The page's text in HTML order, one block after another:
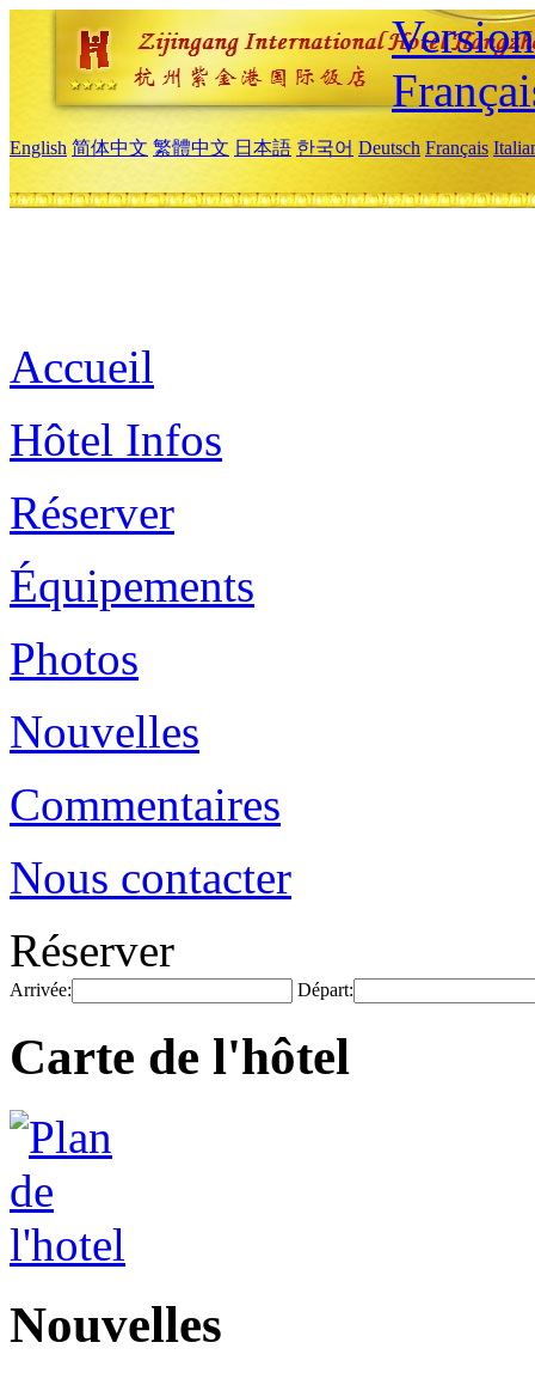
English 简体中文 繁體中文 日本語 한국어 Deutsch Français
Accueil
Hôtel Infos
Réserver
Équipements
Photos
Nouvelles
Commentaires
Nous contacter
Réserver
Arrivée: Départ:
Carte de l'hôtel
Nouvelles